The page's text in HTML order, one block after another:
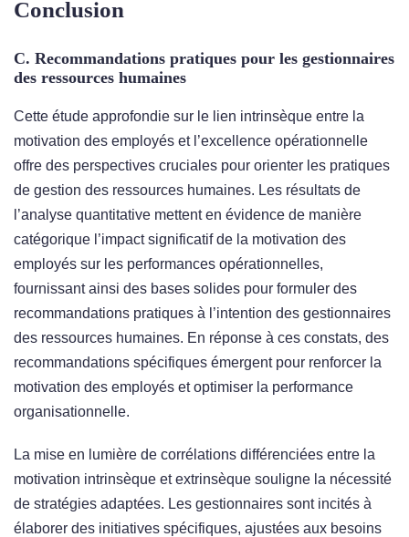
Conclusion
C. Recommandations pratiques pour les gestionnaires
des ressources humaines
Cette étude approfondie sur le lien intrinsèque entre la
motivation des employés et l’excellence opérationnelle
offre des perspectives cruciales pour orienter les pratiques
de gestion des ressources humaines. Les résultats de
l’analyse quantitative mettent en évidence de manière
catégorique l’impact significatif de la motivation des
employés sur les performances opérationnelles,
fournissant ainsi des bases solides pour formuler des
recommandations pratiques à l’intention des gestionnaires
des ressources humaines. En réponse à ces constats, des
recommandations spécifiques émergent pour renforcer la
motivation des employés et optimiser la performance
organisationnelle.
La mise en lumière de corrélations différenciées entre la
motivation intrinsèque et extrinsèque souligne la nécessité
de stratégies adaptées. Les gestionnaires sont incités à
élaborer des initiatives spécifiques, ajustées aux besoins